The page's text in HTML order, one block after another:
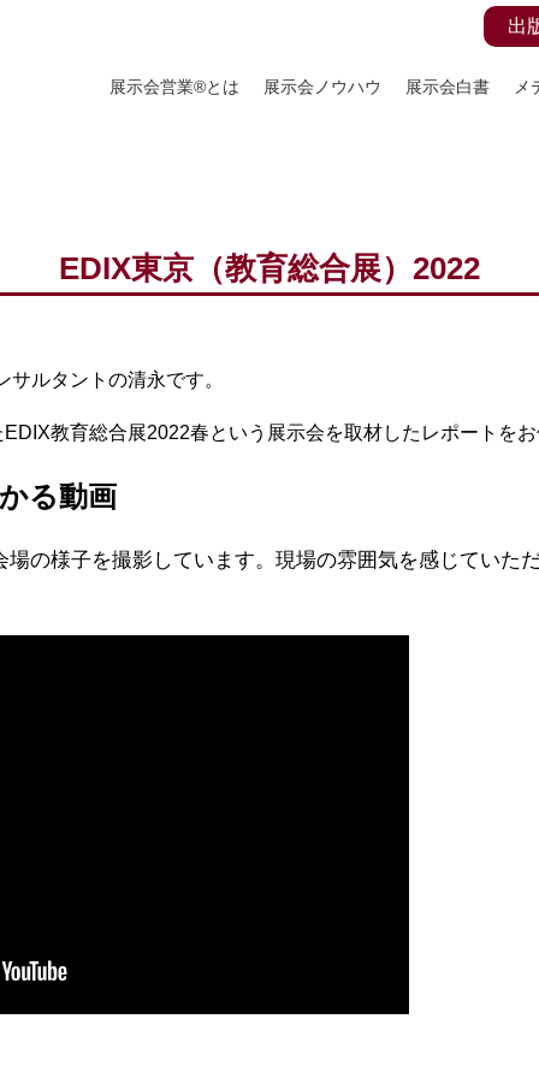
出
展示会営業®とは 展示会ノウハウ 展示会白書 メ
EDIX東京（教育総合展）2022
ルタントの清永です。
教育総合展2022春という展示会を取材したレポートを
る動画
場の様子を撮影しています。現場の雰囲気を感じていた